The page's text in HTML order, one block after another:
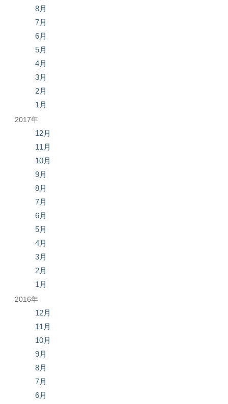
8月
7月
6月
5月
4月
3月
2月
1月
2017年
12月
11月
10月
9月
8月
7月
6月
5月
4月
3月
2月
1月
2016年
12月
11月
10月
9月
8月
7月
6月